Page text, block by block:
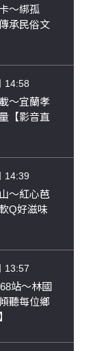
～綁孤
承民俗文
14:58
～宜蘭孝
【影音直
14:39
～紅心芭
Q好滋味
13:57
站～林國
聽每位鄉